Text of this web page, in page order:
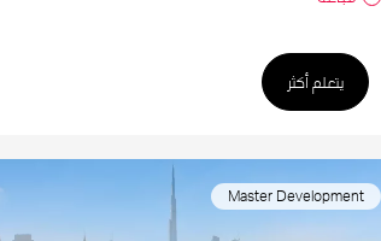
يتعلم أكثر
Master Development